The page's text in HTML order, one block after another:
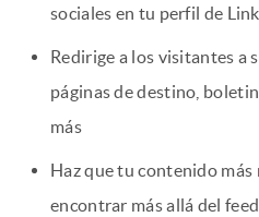
sociales en tu perfil de
Redirige a los visitantes a
páginas de destino,
más
Haz que tu contenido más
encontrar más allá del feed